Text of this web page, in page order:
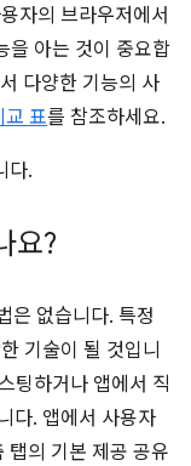
자의 브라우저에서
을 아는 것이 중요합
다양한 기능의 사
교 표를 참조하세요.
다.
요?
은 없습니다. 특정
기술이 될 것입니
팅하거나 앱에서 직
다. 앱에서 사용자
탭의 기본 제공 공유